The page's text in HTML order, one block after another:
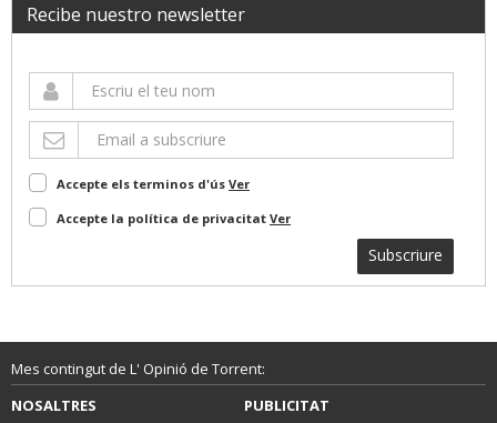
Recibe nuestro newsletter
Accepte els terminos d'ús Ver
Accepte la política de privacitat Ver
Subscriure
Mes contingut de L' Opinió de Torrent:
NOSALTRES
PUBLICITAT